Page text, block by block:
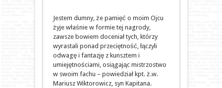
Jestem dumny, że pamięć o moim Ojcu
żyje właśnie w formie tej nagrody,
zawsze bowiem doceniał tych, którzy
wyrastali ponad przeciętność, łączyli
odwagę i fantazję z kunsztem i
umiejętnościami, osiągając mistrzostwo
w swoim fachu – powiedział kpt. ż.w.
Mariusz Wiktorowicz, syn Kapitana.